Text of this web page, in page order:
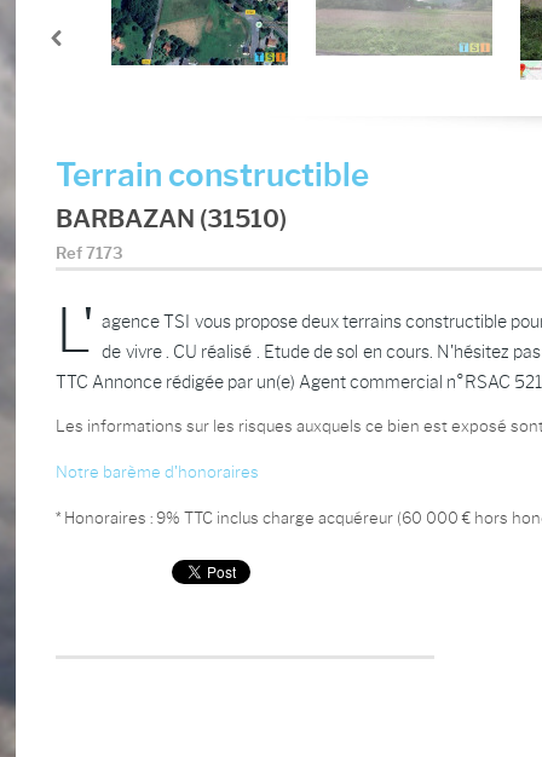
Terrain constructible
BARBAZAN (31510)
Ref 7173
L' agence TSI vous propose deux terrains constructible
de vivre . CU réalisé . Etude de sol en cours. N'hésitez
TTC Annonce rédigée par un(e) Agent commercial n°RSAC
Les informations sur les risques auxquels ce bien est exposé
Notre barème d'honoraires
* Honoraires : 9% TTC inclus charge acquéreur (60 000 € hors